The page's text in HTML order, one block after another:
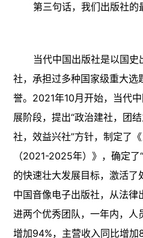
第三句话，我们出版社的
当代中国出版社是以国
社，承担过多种国家级重大选
誉。2021年10月开始，当代
展阶段，提出“政治建社，团
社，效益兴社”方针，制定了
（2021-2025年）》，确定
的快速壮大发展目标，激活了
中国音像电子出版社，从法律
进两个优秀团队，一年内，人
增加94%，主营收入同比增加